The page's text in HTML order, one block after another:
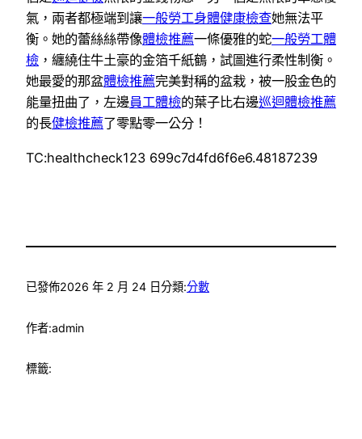
氣，兩者都極端到讓一般勞工身體健康檢查她無法平
衡。她的蕾絲絲帶像體檢推薦一條優雅的蛇一般勞工體
檢 ，纏繞住牛土豪的金箔千紙鶴，試圖進行柔性制衡。
她最愛的那盆體檢推薦完美對稱的盆栽，被一股金色的
能量扭曲了，左邊員工體檢的葉子比右邊巡迴體檢推薦
的長健檢推薦了零點零一公分！
TC:healthcheck123 699c7d4fd6f6e6.48187239
已發佈2026 年 2 月 24 日分類:分數
作者:admin
標籤: